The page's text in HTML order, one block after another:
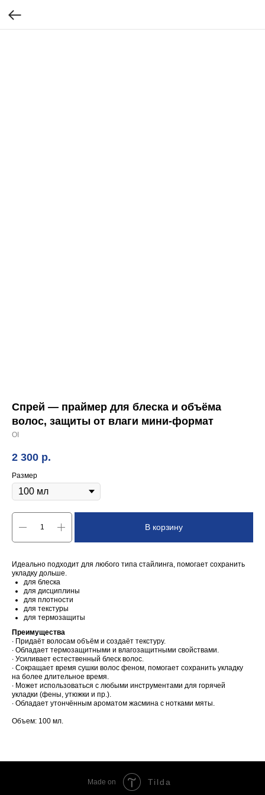
Спрей — праймер для блеска и объёма
волос, защиты от влаги мини-формат
OI
2 300 р.
Размер
В корзину
Идеально подходит для любого типа стайлинга, помогает сохранить
укладку дольше.
для блеска
для дисциплины
для плотности
для текстуры
для термозащиты
Преимущества
∙ Придаёт волосам объём и создаёт текстуру.
∙ Обладает термозащитными и влагозащитными свойствами.
∙ Усиливает естественный блеск волос.
∙ Сокращает время сушки волос феном, помогает сохранить укладку
на более длительное время.
∙ Может использоваться с любыми инструментами для горячей
укладки (фены, утюжки и пр.).
∙ Обладает утончённым ароматом жасмина с нотками мяты.
Объем: 100 мл.
Made on Tilda